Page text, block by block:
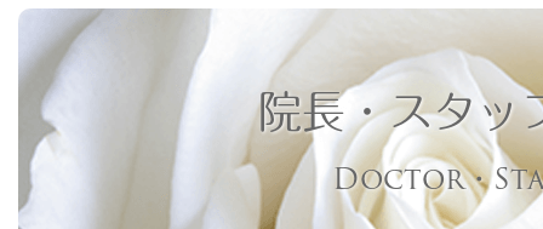
院長・スタッ
Doctor・